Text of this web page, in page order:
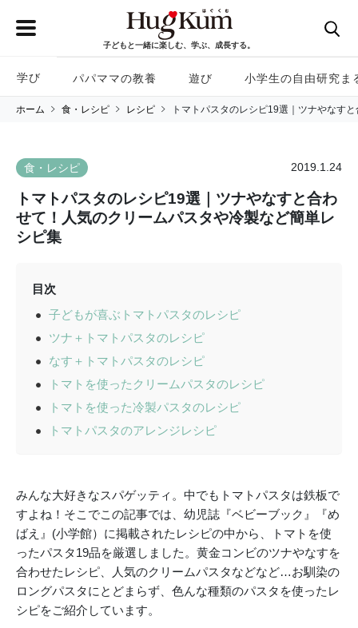
子どもと一緒に楽しむ、学ぶ、成長する。
学び パパママの教養 遊び 小学生の自由研究ま
ホーム 食・レシピ レシピ トマトパスタのレシピ19選｜ツナやなす
食・レシピ 2019.1.24
トマトパスタのレシピ19選｜ツナやなすと合わ
せて！人気のクリームパスタや冷製など簡単レ
シピ集
目次
子どもが喜ぶトマトパスタのレシピ
ツナ＋トマトパスタのレシピ
なす＋トマトパスタのレシピ
トマトを使ったクリームパスタのレシピ
トマトを使った冷製パスタのレシピ
トマトパスタのアレンジレシピ
みんな大好きなスパゲッティ。中でもトマトパスタは鉄板で
すよね！そこでこの記事では、幼児誌『ベビーブック』『め
ばえ』(小学館）に掲載されたレシピの中から、トマトを使
ったパスタ19品を厳選しました。黄金コンビのツナやなすを
合わせたレシピ、人気のクリームパスタなどなど…お馴染の
ロングパスタにとどまらず、色んな種類のパスタを使ったレ
シピをご紹介しています。